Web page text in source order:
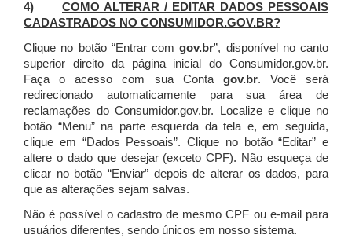
4) COMO ALTERAR / EDITAR DADOS PESSOAIS
CADASTRADOS NO CONSUMIDOR.GOV.BR?
Clique no botão “Entrar comgov.br”, disponível no canto
superior direito da página inicial do Consumidor.gov.br.
Faça o acesso com sua Conta gov.br. Você será
redirecionado automaticamente para sua área de
reclamações do Consumidor.gov.br.
Localize e clique no
botão “Menu” na parte esquerda da tela e, em seguida,
clique em “Dados Pessoais”. Clique no botão “Editar” e
altere o dado que desejar (exceto CPF). Não esqueça de
clicar no botão “Enviar” depois de alterar os dados, para
que as alterações sejam salvas.
Não é possível o cadastro de mesmo CPF ou e-mail para
usuários diferentes, sendo únicos em nosso sistema.